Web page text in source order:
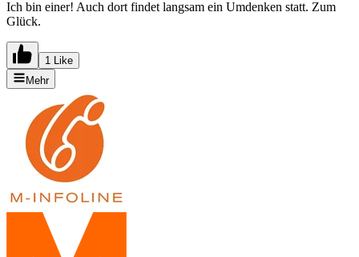
Ich bin einer! Auch dort findet langsam ein Umdenken statt. Zum
Glück.
1 Like
Mehr